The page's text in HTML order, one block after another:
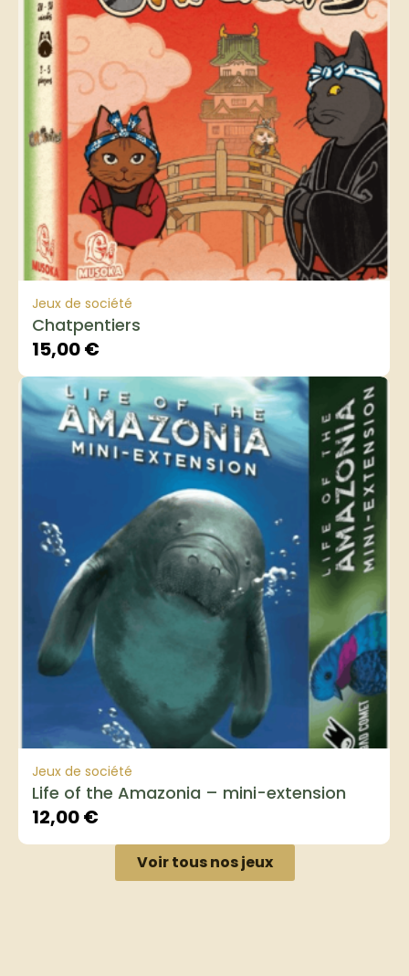
Jeux de société
Chatpentiers
15,00€
Jeux de société
Life of the Amazonia – mini-extension
12,00€
Voir tous nos jeux